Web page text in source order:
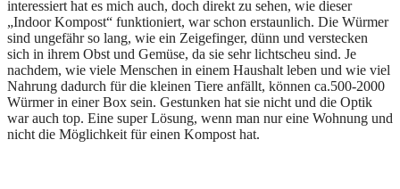
interessiert hat es mich auch, doch direkt zu sehen, wie dieser
„Indoor Kompost“ funktioniert, war schon erstaunlich. Die Würmer
sind ungefähr so lang, wie ein Zeigefinger, dünn und verstecken
sich in ihrem Obst und Gemüse, da sie sehr lichtscheu sind. Je
nachdem, wie viele Menschen in einem Haushalt leben und wie viel
Nahrung dadurch für die kleinen Tiere anfällt, können ca.500-2000
Würmer in einer Box sein. Gestunken hat sie nicht und die Optik
war auch top. Eine super Lösung, wenn man nur eine Wohnung und
nicht die Möglichkeit für einen Kompost hat.